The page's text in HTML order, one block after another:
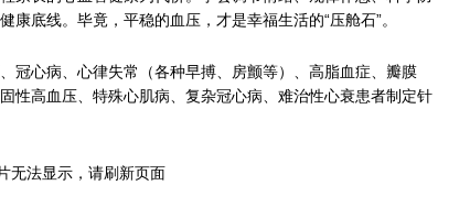
底线。毕竟，平稳的血压，才是幸福生活的“压舱石”。
冠心病、心律失常（各种早搏、房颤等）、高脂血症、瓣膜
性高血压、特殊心肌病、复杂冠心病、难治性心衰患者制定针